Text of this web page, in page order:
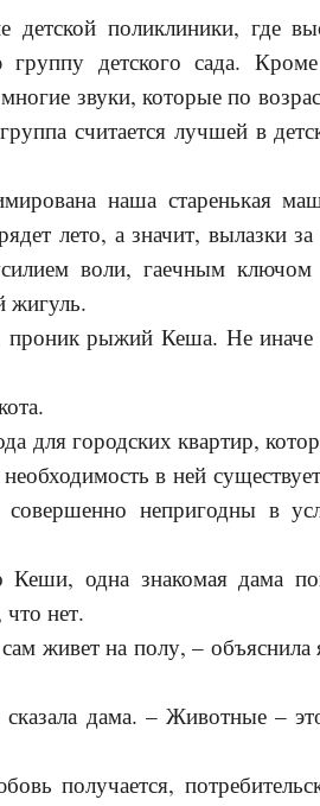
поликлиники, где
детского сада.
звуки, которые по
считается лучшей в
наша старенькая
лето, а значит, вылазки
воли, гаечным
жигуль.
проник рыжий Кеша. Не иначе
для городских квартир,
в ней
непригодны в
одна знакомая дама
нет.
живет на полу, – объяснила
сказала дама. – Животные –
получается,